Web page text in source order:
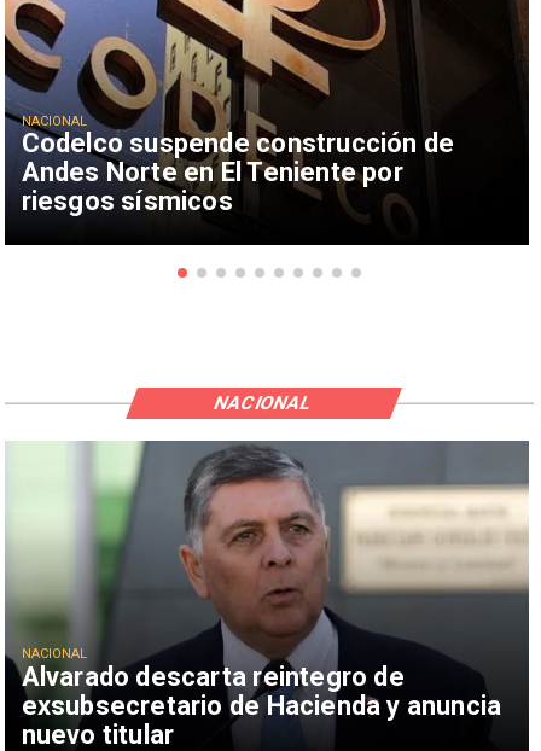
Codelco suspende construcción de
Andes Norte en El Teniente por
riesgos sísmicos
NACIONAL
Alvarado descarta reintegro de
exsubsecretario de Hacienda y anuncia
nuevo titular
NACIONAL
NACIONAL